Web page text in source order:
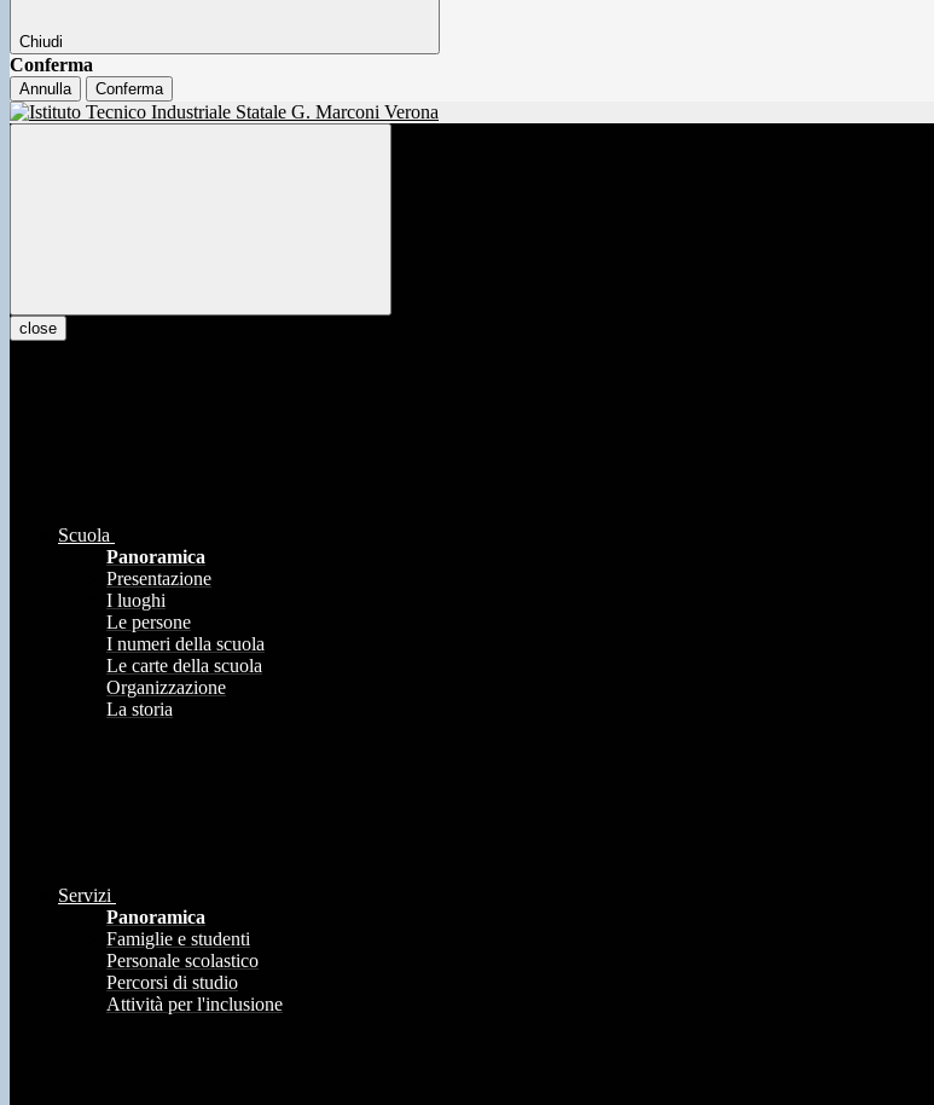
Chiudi
Conferma
Annulla Conferma
close
Scuola
Panoramica
Presentazione
I luoghi
Le persone
I numeri della scuola
Le carte della scuola
Organizzazione
La storia
Servizi
Panoramica
Famiglie e studenti
Personale scolastico
Percorsi di studio
Attività per l'inclusione